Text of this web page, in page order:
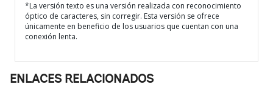
*La versión texto es una versión realizada con reconocimiento
óptico de caracteres, sin corregir. Esta versión se ofrece
únicamente en beneficio de los usuarios que cuentan con una
conexión lenta.
ENLACES RELACIONADOS